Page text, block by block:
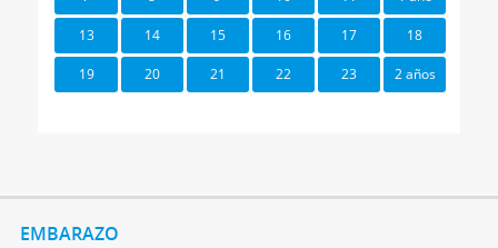
13 14 15 16 17 18
19 20 21 22 23 2 años
EMBARAZO